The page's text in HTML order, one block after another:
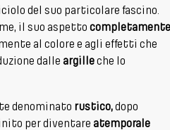
del suo particolare fascino.
il suo aspetto completamente
al colore e agli effetti che
dalle argilleche lo
denominato rustico,dopo
per diventare atemporale